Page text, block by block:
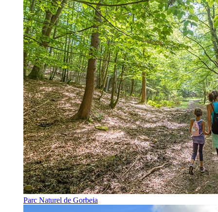
Parc Naturel de Gorbeia